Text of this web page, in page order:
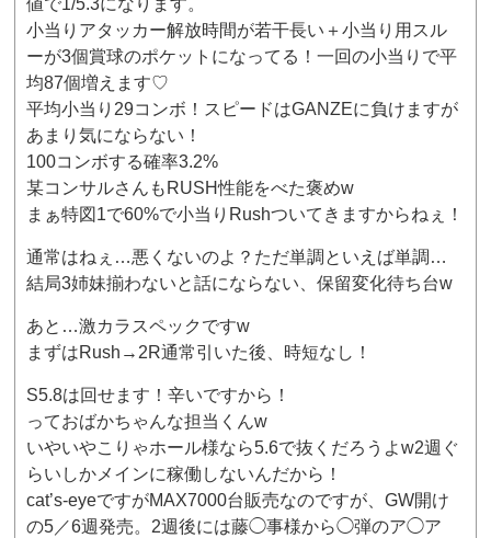
値で1/5.3になります。
小当りアタッカー解放時間が若干長い＋小当り用スル
ーが3個賞球のポケットになってる！一回の小当りで平
均87個増えます♡
平均小当り29コンボ！スピードはGANZEに負けますが
あまり気にならない！
100コンボする確率3.2%
某コンサルさんもRUSH性能をべた褒めw
まぁ特図1で60%で小当りRushついてきますからねぇ！
通常はねぇ…悪くないのよ？ただ単調といえば単調…
結局3姉妹揃わないと話にならない、保留変化待ち台w
あと…激カラスペックですw
まずはRush→2R通常引いた後、時短なし！
S5.8は回せます！辛いですから！
っておばかちゃんな担当くんw
いやいやこりゃホール様なら5.6で抜くだろうよw2週ぐ
らいしかメインに稼働しないんだから！
cat’s-eyeですがMAX7000台販売なのですが、GW開け
の5／6週発売。2週後には藤◯事様から◯弾のア◯ア